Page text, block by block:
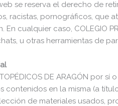
se reserva el derecho de
racistas, pornográficos, que
cualquier caso, COLEGIO
u otras herramientas de
DE ARAGÓN
contenidos en la misma (a
de materiales usados,